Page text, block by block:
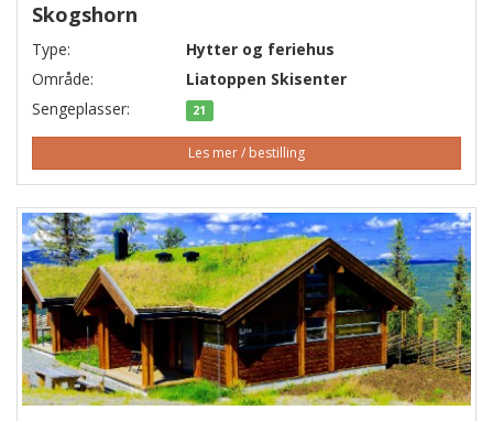
Skogshorn
Type:
Hytter og feriehus
Område:
Liatoppen Skisenter
Sengeplasser:
21
Les mer / bestilling